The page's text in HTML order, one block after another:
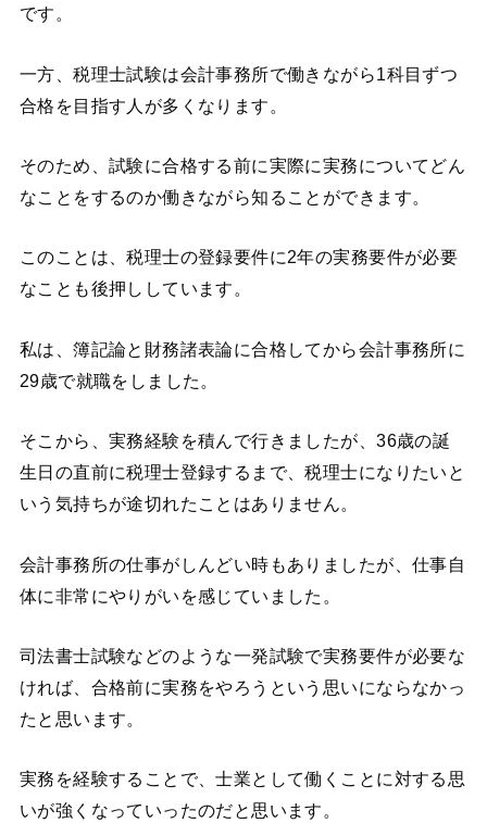
です。
一方、税理士試験は会計事務所で働きながら1科目ずつ
合格を目指す人が多くなります。
そのため、試験に合格する前に実際に実務についてどん
なことをするのか働きながら知ることができます。
このことは、税理士の登録要件に2年の実務要件が必要
なことも後押ししています。
私は、簿記論と財務諸表論に合格してから会計事務所に
29歳で就職をしました。
そこから、実務経験を積んで行きましたが、36歳の誕
生日の直前に税理士登録するまで、税理士になりたいと
いう気持ちが途切れたことはありません。
会計事務所の仕事がしんどい時もありましたが、仕事自
体に非常にやりがいを感じていました。
司法書士試験などのような一発試験で実務要件が必要な
ければ、合格前に実務をやろうという思いにならなかっ
たと思います。
実務を経験することで、士業として働くことに対する思
いが強くなっていったのだと思います。